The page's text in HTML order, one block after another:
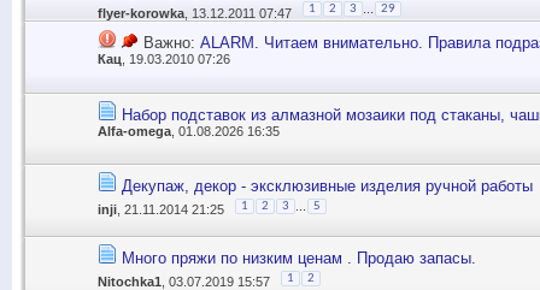
flyer-korowka , 13.12.2011 07:47 1 2 3 ... 29
Важно: ALARM. Читаем внимательно. Правила
Кац, 19.03.2010 07:26
Набор подставок из алмазной мозаики под стаканы,
Alfa-omega , 01.08.2026 16:35
Декупаж, декор - эксклюзивные изделия ручной работы
inji , 21.11.2014 21:25 1 2 3 5
Много пряжи по низким ценам . Продаю запасы.
Nitochka1 , 03.07.2019 15:57 1 2